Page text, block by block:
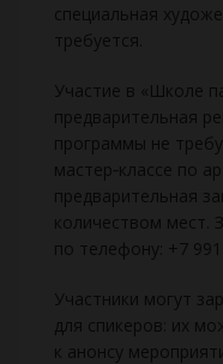
специальная
требуется.
Участие в «Школе
предварительная
программы не
мастер‑классе по
предварительная
количеством мест.
по телефону: +7 991
Участники могут
для спикеров: их
к анонсу